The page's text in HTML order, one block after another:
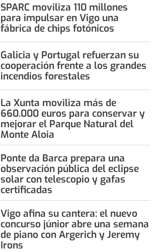
SPARC moviliza 110 millones
para impulsar en Vigo una
fábrica de chips fotónicos
Galicia y Portugal refuerzan su
cooperación frente a los grandes
incendios forestales
La Xunta moviliza más de
660.000 euros para conservar y
mejorar el Parque Natural del
Monte Aloia
Ponte da Barca prepara una
observación pública del eclipse
solar con telescopio y gafas
certificadas
Vigo afina su cantera: el nuevo
concurso júnior abre una semana
de piano con Argerich y Jeremy
Irons